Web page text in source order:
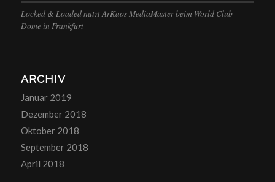
Locked & Loaded nutzt ArKaos MediaMaster beim World Club
Dome in Frankfurt
ARCHIV
Januar 2019
Dezember 2018
Oktober 2018
September 2018
April 2018